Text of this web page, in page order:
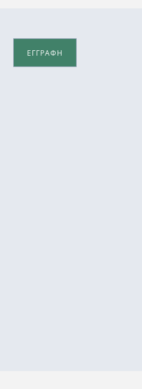
και Τέχνες
Θεωρία και Τεχνικές
ώρες):
ΕΓΓΡΑΦΗ